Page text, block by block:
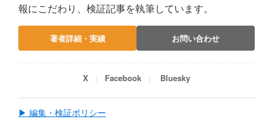
報にこだわり、検証記事を執筆しています。
著者詳細・実績 お問い合わせ
X Facebook Bluesky
▶ 編集・検証ポリシー